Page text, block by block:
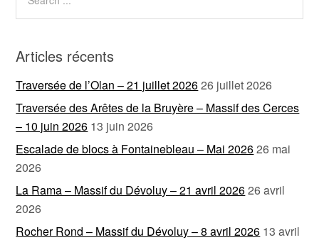
Articles récents
Traversée de l’Olan – 21 juillet 202626 juillet 2026
Traversée des Arêtes de la Bruyère – Massif des Cerces
– 10 juin 2026 13 juin 2026
Escalade de blocs à Fontainebleau – Mai 202626 mai
2026
La Rama – Massif du Dévoluy – 21 avril 202626 avril
2026
Rocher Rond – Massif du Dévoluy – 8 avril 2026 13 avril